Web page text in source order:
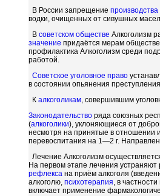
В России запрещение производства
водки, очищенных от сивушных
В советском обществе Алкоголизм
значение придаётся мерам
профилактика Алкоголизм среди
работой.
Советское уголовное право
в состоянии опьянения
К алкоголикам, совершившим
Законодательство ряда союзных
(алкоголики), уклоняющиеся от
несмотря на принятые в отношении
перевоспитания на 1—2 г.
Лечение Алкоголизм
На первом этапе лечения устраняют
рефлекса на приём алкоголя
алкоголю, психотерапия, в
включает применение